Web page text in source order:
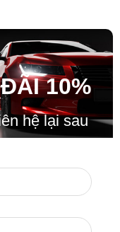
I10%
hệ lại sau